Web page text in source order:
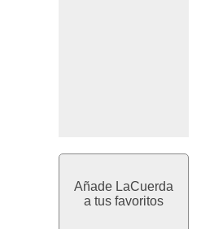
Añade LaCuerda
a tus favoritos